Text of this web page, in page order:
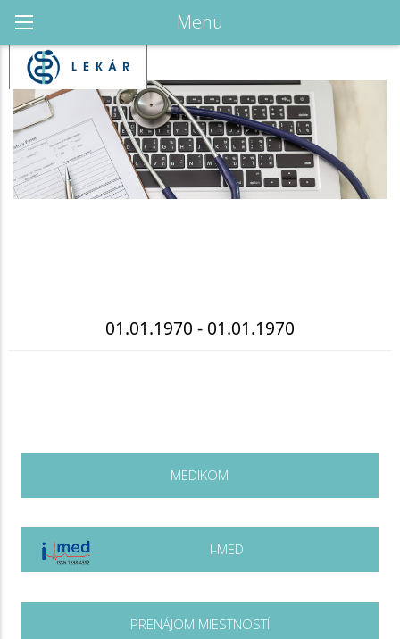
Menu
01.01.1970 - 01.01.1970
MEDIKOM
I-MED
PRENÁJOM MIESTNOSTÍ